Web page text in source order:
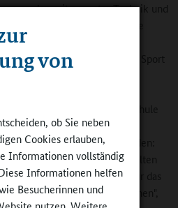
von
ob Sie neben
Cookies erlauben,
Informationen vollständig
Informationen helfen
Besucherinnen und
an den mit neuester Technik und
arbeitet, bekommt die
Nachmittags findet
die nur durch EDV oder Sport
was eine ganztägige Schule
Angebote durch
organisch zu verbinden:
allerdings fehlten
oder separate Räume für das
ist es, Staatsbürger zu erziehen",